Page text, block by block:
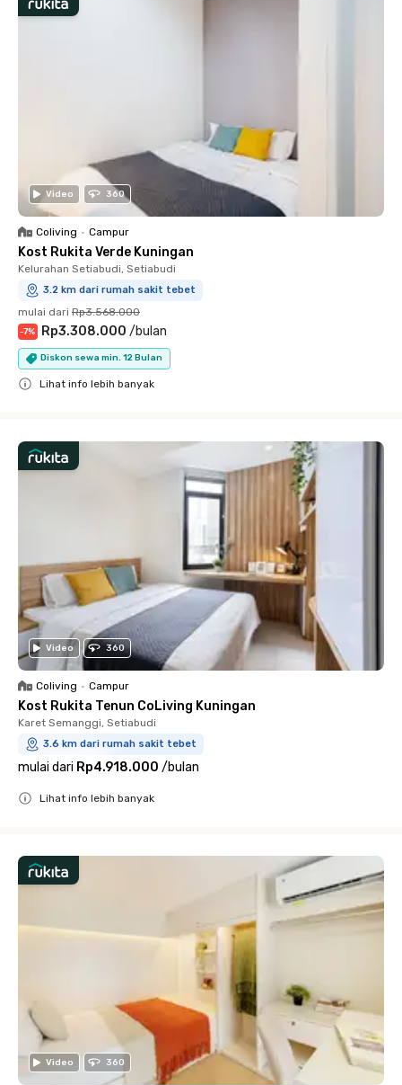
Video 360
Coliving • Campur
Kost Rukita Verde Kuningan
Kelurahan Setiabudi, Setiabudi
3.2 km dari rumah sakit tebet
mulai dari Rp3.568.000
-7% Rp3.308.000 /bulan
Diskon sewa min. 12 Bulan
Lihat info lebih banyak
Video 360
Coliving • Campur
Kost Rukita Tenun CoLiving Kuningan
Karet Semanggi, Setiabudi
3.6 km dari rumah sakit tebet
mulai dari Rp4.918.000 /bulan
Lihat info lebih banyak
Video 360